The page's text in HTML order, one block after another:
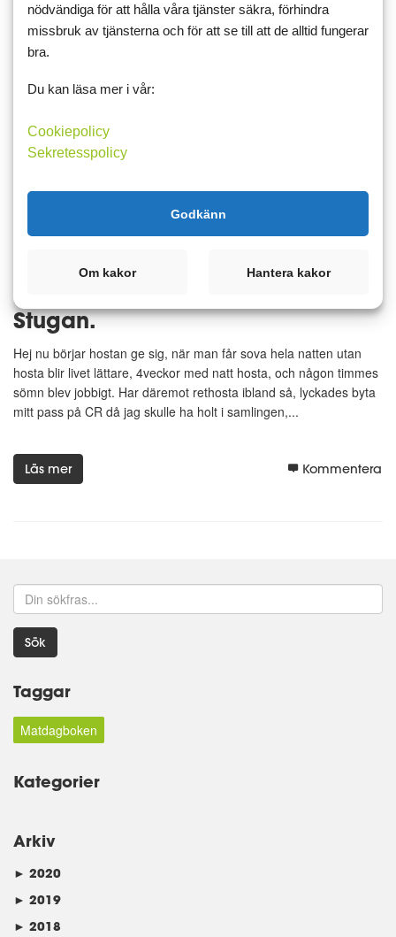
Onsdagskvällen massa blöt snö, får mycket snö vid huset bara 80
- 90 m. längre upp kan det vara nån dm. lägre. Plogade min väg
och planen runt huset snöfri gick bra förutom handtaget som är
9 januari 2019 22:43
Hej vänner en uppdatering från
Stugan.
Hej nu börjar hostan ge sig, när man får sova hela natten utan
hosta blir livet lättare, 4veckor med natt hosta, och någon timmes
sömn blev jobbigt. Har däremot rethosta ibland så, lyckades byta
mitt pass på CR då jag skulle ha holt i samlingen,...
Läs mer Kommentera
Sök
Taggar
Matdagboken
Kategorier
Arkiv
► 2020
► 2019
► 2018
nödvändiga för att hålla våra tjänster säkra, förhindra
missbruk av tjänsterna och för att se till att de alltid fungerar
bra.
Du kan läsa mer i vår:
Cookiepolicy
Sekretesspolicy
Godkänn
Om kakor Hantera kakor